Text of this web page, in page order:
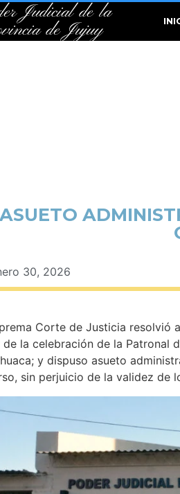
Judicial de la
de Jujuy
ASUETO
30, 2026
Corte de Justicia resolvió
de la celebración de la Patronal
y dispuso asueto
sin perjuicio de la validez de